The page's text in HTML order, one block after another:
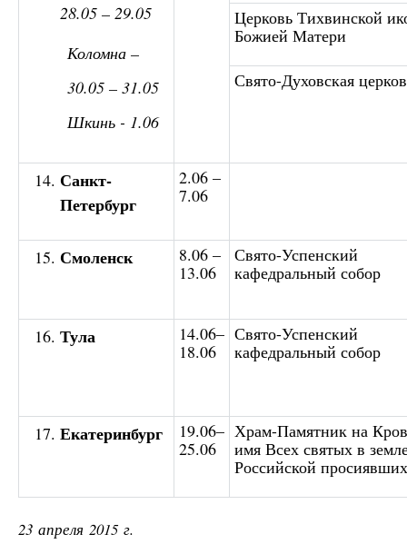
28.05 – 29.05
Коломна –
30.05 – 31.05
Шкинь - 1.06
Церковь Тихвинской
Божией Матери
Свято-Духовская
Санкт-
Петербург
2.06 –
7.06
Смоленск
8.06 –
13.06
Свято-Успенский
кафедральный собор
Тула
14.06–
18.06
Свято-Успенский
кафедральный собор
Екатеринбург
19.06–
25.06
Храм-Памятник на
имя Всех святых в
Российской просиявших
23 апреля 2015 г.